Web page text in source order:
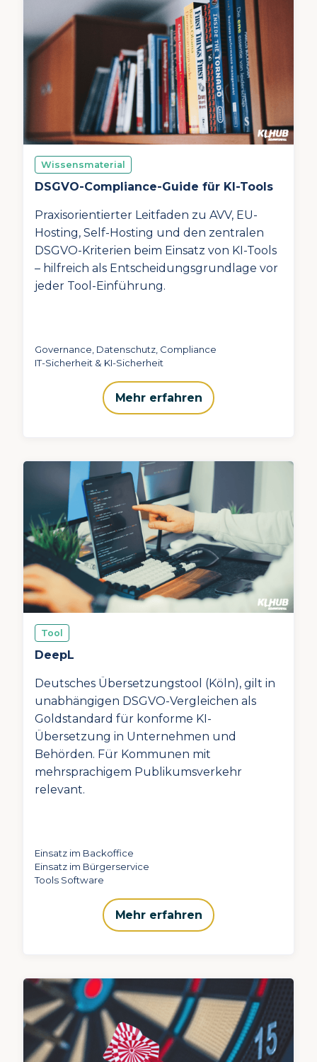
Wissensmaterial
DSGVO-Compliance-Guide für KI-Tools
Praxisorientierter Leitfaden zu AVV, EU-
Hosting, Self-Hosting und den zentralen
DSGVO-Kriterien beim Einsatz von KI-Tools
– hilfreich als Entscheidungsgrundlage vor
jeder Tool-Einführung.
Governance, Datenschutz, Compliance
IT-Sicherheit & KI-Sicherheit
Mehr erfahren
Tool
DeepL
Deutsches Übersetzungstool (Köln), gilt in
unabhängigen DSGVO-Vergleichen als
Goldstandard für konforme KI-
Übersetzung in Unternehmen und
Behörden. Für Kommunen mit
mehrsprachigem Publikumsverkehr
relevant.
Einsatz im Backoffice
Einsatz im Bürgerservice
Tools Software
Mehr erfahren